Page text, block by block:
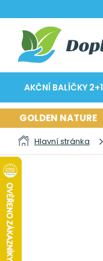
AKČNÍ BALÍČKY 2+1
GOLDEN NATURE
Hlavní stránka